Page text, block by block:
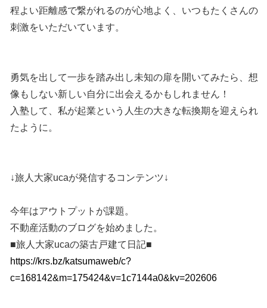
程よい距離感で繋がれるのが心地よく、いつもたくさんの
刺激をいただいています。
勇気を出して一歩を踏み出し未知の扉を開いてみたら、想
像もしない新しい自分に出会えるかもしれません！
入塾して、私が起業という人生の大きな転換期を迎えられ
たように。
↓旅人大家ucaが発信するコンテンツ↓
今年はアウトプットが課題。
不動産活動のブログを始めました。
■旅人大家ucaの築古戸建て日記■
https://krs.bz/katsumaweb/c?
c=168142&m=175424&v=1c7144a0&kv=202606